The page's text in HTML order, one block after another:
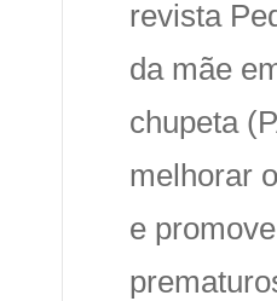
revista
da mãe
chupeta
melhorar
e